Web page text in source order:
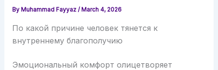
By Muhammad Fayyaz / March 4, 2026
По какой причине человек тянется к
внутреннему благополучию
Эмоциональный комфорт олицетворяет